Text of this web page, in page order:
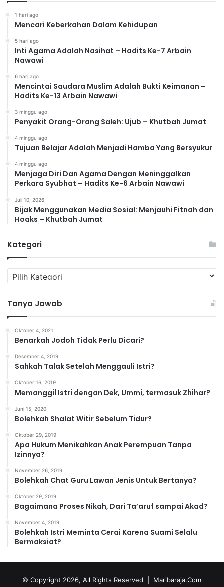
1 hari ago
Mencari Keberkahan Dalam Kehidupan
5 hari ago
Inti Agama Adalah Nasihat – Hadits Ke-7 Arbain
Nawawi
6 hari ago
Mencintai Saudara Muslim Adalah Bukti Keimanan –
Hadits Ke-13 Arbain Nawawi
3 minggu ago
Penyakit Orang-Orang Saleh: Ujub – Khutbah Jumat
4 minggu ago
Tujuan Belajar Adalah Menjadi Hamba Yang Bersyukur
4 minggu ago
Menjaga Diri Dan Agama Dengan Meninggalkan
Perkara Syubhat – Hadits Ke-6 Arbain Nawawi
Juli 10, 2026
Bijak Menggunakan Media Sosial: Menjauhi Fitnah dan
Hoaks – Khutbah Jumat
Kategori
a
e
g
Tanya Jawab
Oktober 4, 2021
Benarkah Jodoh Tidak Perlu Dicari?
Desember 4, 2019
Sahkah Talak Setelah Menggauli Istri?
Oktober 16, 2019
Memanggil Istri dengan Dek, Ummi, termasuk Zhihar?
Juni 15, 2020
Bolehkah Shalat Witir Sebelum Tidur?
Oktober 29, 2019
Apa Hukum Menikahkan Anak Perempuan Tanpa
Izinnya?
November 26, 2019
Bolehkah Chat Guru Lawan Jenis Untuk Bertanya?
Oktober 29, 2019
Bagaimana Proses Nikah, Dari Ta’aruf sampai Akad?
November 4, 2019
Bolehkah Istri Meminta Cerai Karena Suami Selalu
Bermaksiat?
© Copyright 2026, All Rights Reserved | Maribaraja.Com